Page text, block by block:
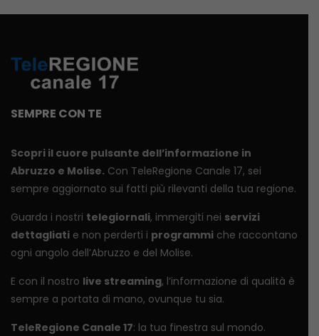
SEMPRE CON TE
Scopri il cuore pulsante dell’informazione in
Abruzzo e Molise. Con TeleRegione Canale 17, sei
sempre aggiornato sui fatti più rilevanti della tua regione.
Guarda i nostri telegiornali, immergiti nei servizi
dettagliati e non perderti i programmi che raccontano
ogni angolo dell’Abruzzo e del Molise.
E con il nostro live streaming, l’informazione di qualità è
sempre a portata di mano, ovunque tu sia.
TeleRegione Canale 17: la tua finestra sul mondo.